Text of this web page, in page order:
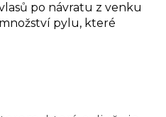
po návratu z venku
pylu, které